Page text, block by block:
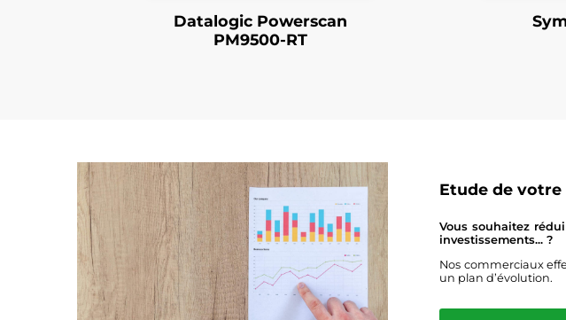
Datalogic Powerscan
PM9500-RT
Etude de
Vous souhaitez
investissements... ?
Nos commerciaux
un plan d’évolution.